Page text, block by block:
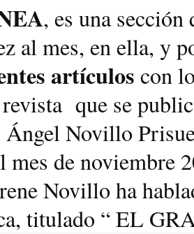
, es una
al mes, en ella, y
artículos con
que se
Novillo
mes de
Novillo ha
titulado “ EL